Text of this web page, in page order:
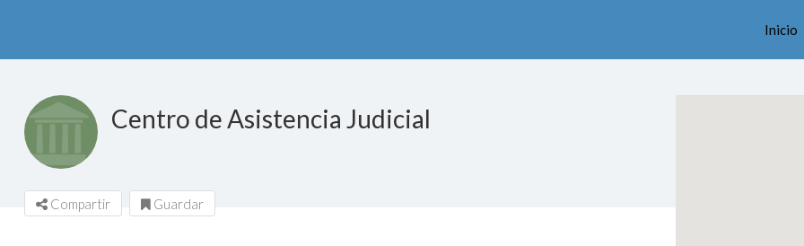
Inicio
Centro de Asistencia Judicial
Compartir Guardar